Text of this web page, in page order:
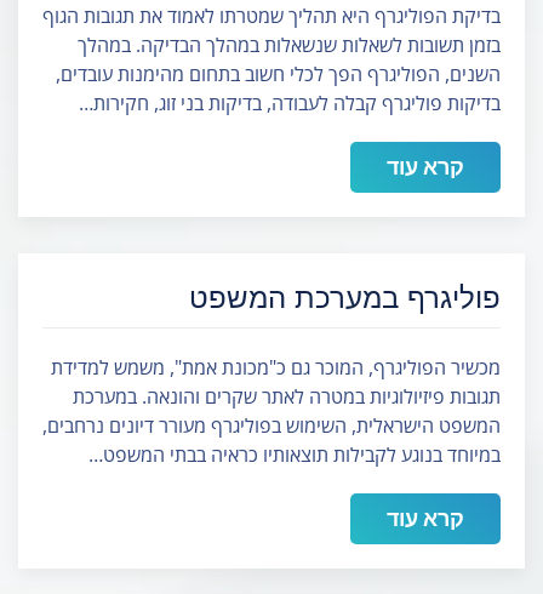
בדיקת הפוליגרף היא תהליך שמטרתו לאמוד את תגובות הגוף
בזמן תשובות לשאלות שנשאלות במהלך הבדיקה. במהלך
השנים, הפוליגרף הפך לכלי חשוב בתחום מהימנות עובדים,
בדיקות פוליגרף קבלה לעבודה, בדיקות בני זוג, חקירות…
קרא עוד
פוליגרף במערכת המשפט
מכשיר הפוליגרף, המוכר גם כ"מכונת אמת", משמש למדידת
תגובות פיזיולוגיות במטרה לאתר שקרים והונאה. במערכת
המשפט הישראלית, השימוש בפוליגרף מעורר דיונים נרחבים,
במיוחד בנוגע לקבילות תוצאותיו כראיה בבתי המשפט…
קרא עוד